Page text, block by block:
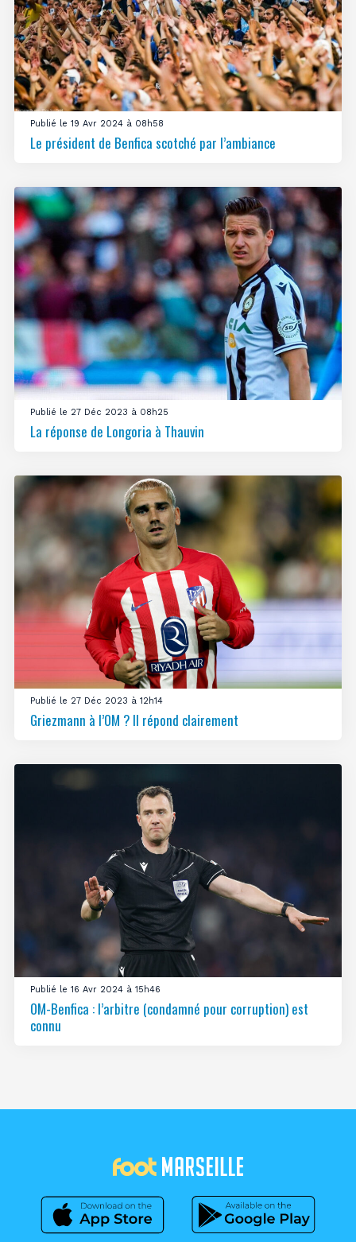
Publié le 19 Avr 2024 à 08h58
Le président de Benfica scotché par l’ambiance
Publié le 27 Déc 2023 à 08h25
La réponse de Longoria à Thauvin
Publié le 27 Déc 2023 à 12h14
Griezmann à l’OM ? Il répond clairement
Publié le 16 Avr 2024 à 15h46
OM-Benfica : l’arbitre (condamné pour corruption) est
connu